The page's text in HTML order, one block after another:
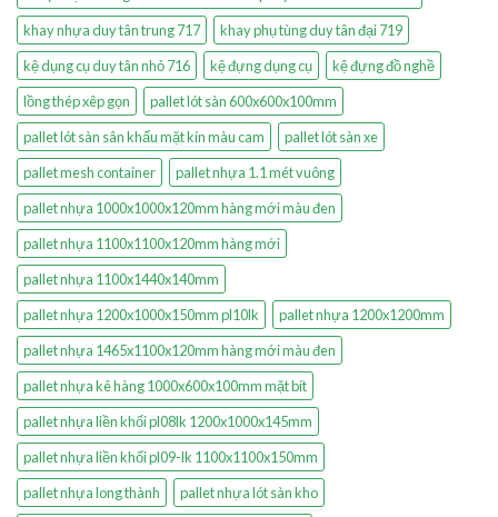
khay nhựa duy tân trung 717
khay phụ tùng duy tân đại 719
kệ dụng cụ duy tân nhỏ 716
kệ đựng dụng cụ
kệ đựng đồ nghề
lồng thép xêp gọn
pallet lót sàn 600x600x100mm
pallet lót sàn sân khấu mặt kín màu cam
pallet lót sàn xe
pallet mesh container
pallet nhựa 1.1 mét vuông
pallet nhựa 1000x1000x120mm hàng mới màu đen
pallet nhựa 1100x1100x120mm hàng mới
pallet nhựa 1100x1440x140mm
pallet nhựa 1200x1000x150mm pl10lk
pallet nhựa 1200x1200mm
pallet nhựa 1465x1100x120mm hàng mới màu đen
pallet nhựa kê hàng 1000x600x100mm mặt bít
pallet nhựa liền khối pl08lk 1200x1000x145mm
pallet nhựa liền khối pl09-lk 1100x1100x150mm
pallet nhựa long thành
pallet nhựa lót sàn kho